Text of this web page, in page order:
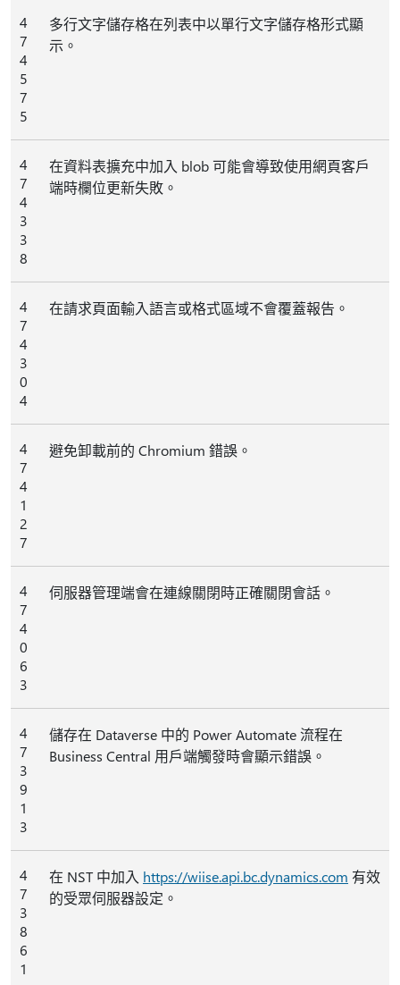
4
7
4
5
7
5
多行文字儲存格在列表中以單行文字儲存格形式顯
示。
4
7
4
3
3
8
在資料表擴充中加入 blob 可能會導致使用網頁客戶
端時欄位更新失敗。
4
7
4
3
0
4
在請求頁面輸入語言或格式區域不會覆蓋報告。
4
7
4
1
2
7
避免卸載前的 Chromium 錯誤。
4
7
4
0
6
3
伺服器管理端會在連線關閉時正確關閉會話。
4
7
3
9
1
3
儲存在 Dataverse 中的 Power Automate 流程在
Business Central 用戶端觸發時會顯示錯誤。
4
7
3
8
6
1
在 NST 中加入 https://wiise.api.bc.dynamics.com 有效
的受眾伺服器設定。